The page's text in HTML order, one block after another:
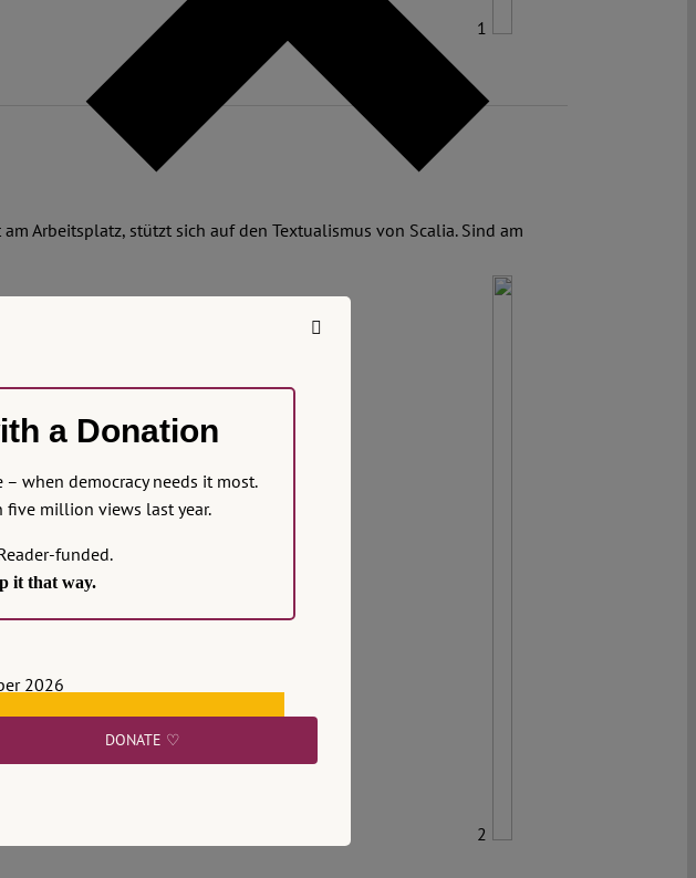
1
Arbeitsplatz, stützt sich auf den Textualismus von Scalia. Sind am
2
a Donation
when democracy needs it most.
five million views last year.
funded.
it that way.
2026
DONATE ♡